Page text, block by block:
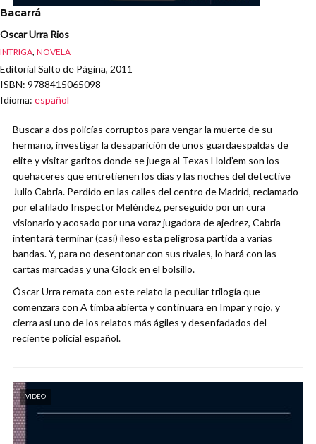
Bacarrá
Oscar Urra Rios
INTRIGA, NOVELA
Editorial Salto de Página, 2011
ISBN: 9788415065098
Idioma: español
Buscar a dos policías corruptos para vengar la muerte de su
hermano, investigar la desaparición de unos guardaespaldas de
elite y visitar garitos donde se juega al Texas Hold’em son los
quehaceres que entretienen los días y las noches del detective
Julio Cabria. Perdido en las calles del centro de Madrid, reclamado
por el afilado Inspector Meléndez, perseguido por un cura
visionario y acosado por una voraz jugadora de ajedrez, Cabria
intentará terminar (casi) ileso esta peligrosa partida a varias
bandas. Y, para no desentonar con sus rivales, lo hará con las
cartas marcadas y una Glock en el bolsillo.
Óscar Urra remata con este relato la peculiar trilogía que
comenzara con A timba abierta y continuara en Impar y rojo, y
cierra así uno de los relatos más ágiles y desenfadados del
reciente policial español.
VIDEO